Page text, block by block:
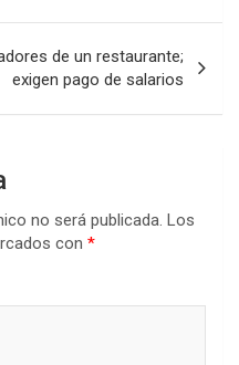
de un restaurante;
exigen pago de salarios
no será publicada. Los
con *